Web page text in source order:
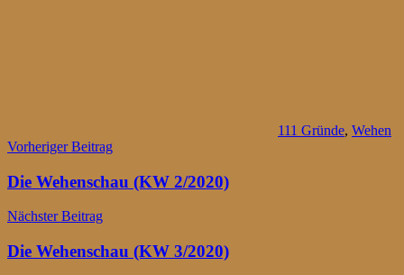
111 Gründe, Wehen
Beitragsnavigation
Vorheriger Beitrag
Die Wehenschau (KW 2/2020)
Nächster Beitrag
Die Wehenschau (KW 3/2020)